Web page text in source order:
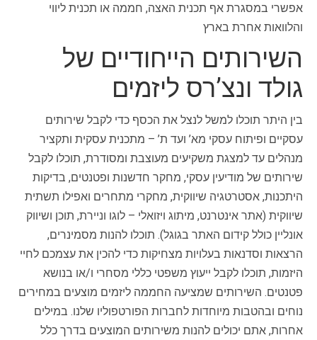
אפשרי במסגרת אף תכנית האצה, חממה או תכנית ליווי
והלוואות אחרת בארץ
השירותים הייחודיים של
גולד ונצ’רס ליזמים
בין היתר תוכלו למשל לנצל את הכסף כדי לקבל שירותים
עסקיים ופיתוח עסקי מא’ ועד ת’ – מתכנית עסקית ותקציר
מנהלים עד למצגת משקיעים מעוצבת ומסודרת, תוכלו לקבל
שירותים של מודיעין עסקי, מחקר חדשנות ופטנטים, בדיקות
היתכנות, אסטרטגיה שיווקית, מחקרי מתחרים ואפילו תשתית
שיווקית (אתר אינטרנט, מיתוג ויזואלי – לוגו וניירת, תוכן ושיווק
אונליין כולל קידום האתר בגוגל). תוכלו להנות מסמינרים,
הרצאות וסדנאות בעלויות מצחיקות כדי להכין את עצמכם לחיי
היזמות, תוכלו לקבל ייעוץ משפטי כללי מסחרי ו/או בנושא
פטנטים. השירותים שמציעה החממה ליזמים מוצעים במחירים
נוחים ובהטבות מיוחדות לחברות הפורטפוליו שלנו. במילים
אחרות, אתם יכולים להנות משירותים המוצעים בדרך כלל